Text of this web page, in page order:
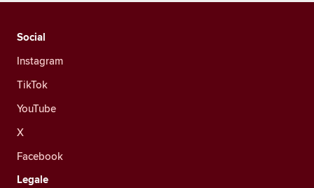
Social
Instagram
TikTok
YouTube
X
Facebook
Legale